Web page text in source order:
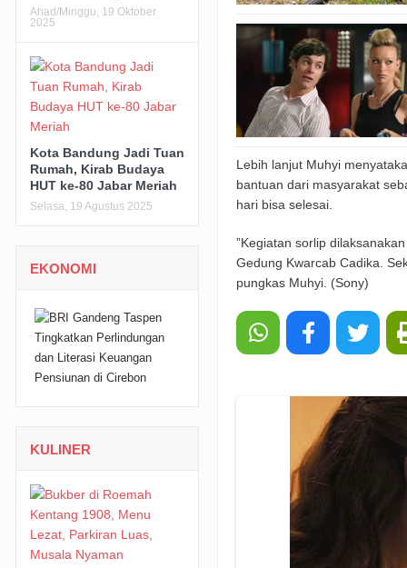
Lebih lanjut Muhyi
bantuan dari masyarakat
hari bisa selesai.
”Kegiatan sorlip
Gedung Kwarcab Cadika.
pungkas Muhyi. (Sony)
Ahad/Minggu, 19 Oktober
2025
Kota Bandung Jadi Tuan
Rumah, Kirab Budaya
HUT ke-80 Jabar Meriah
Selasa, 19 Agustus 2025
EKONOMI
KULINER